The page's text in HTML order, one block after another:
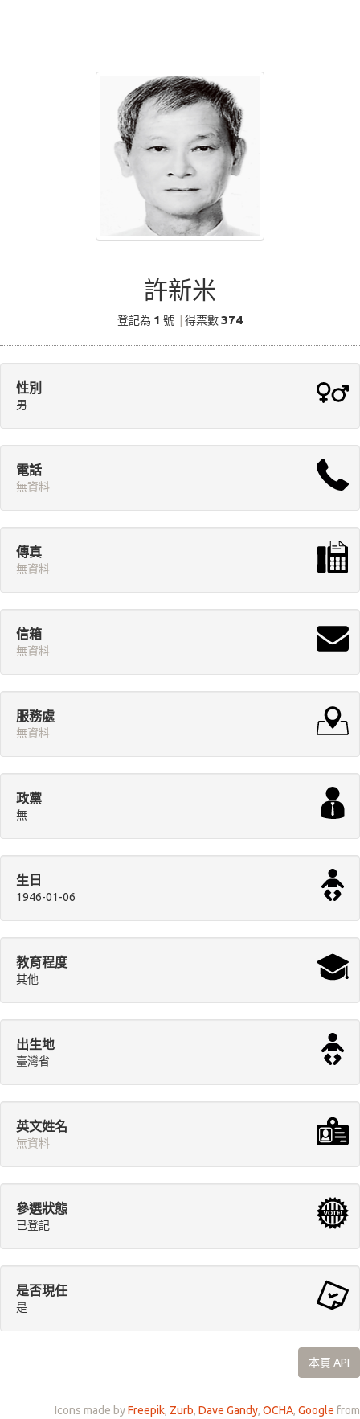
許新米
登記為 1 號 得票數374
性別
男
電話
無資料
傳真
無資料
信箱
無資料
服務處
無資料
政黨
無
生日
1946-01-06
教育程度
其他
出生地
臺灣省
英文姓名
無資料
參選狀態
已登記
是否現任
是
本頁 API
Icons made byFreepik, Zurb, Dave Gandy, OCHA, Google from